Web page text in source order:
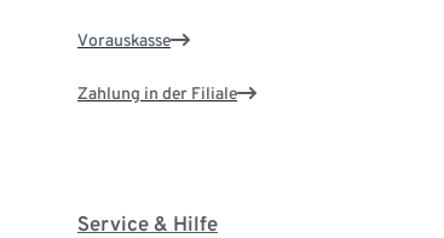
Vorauskasse
Zahlung in der Filiale
Service & Hilfe